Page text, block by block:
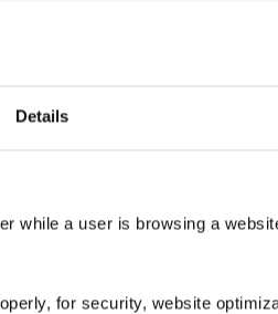
Details
while a user is browsing a
for security, website
Sollten Sie dennoch Fehler
Seiten oder Abschnitte